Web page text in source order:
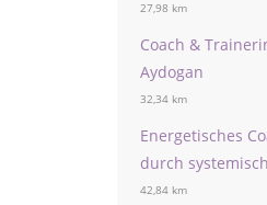
27,98 km
Coach &
Aydogan
32,34 km
Energetisches
durch
42,84 km